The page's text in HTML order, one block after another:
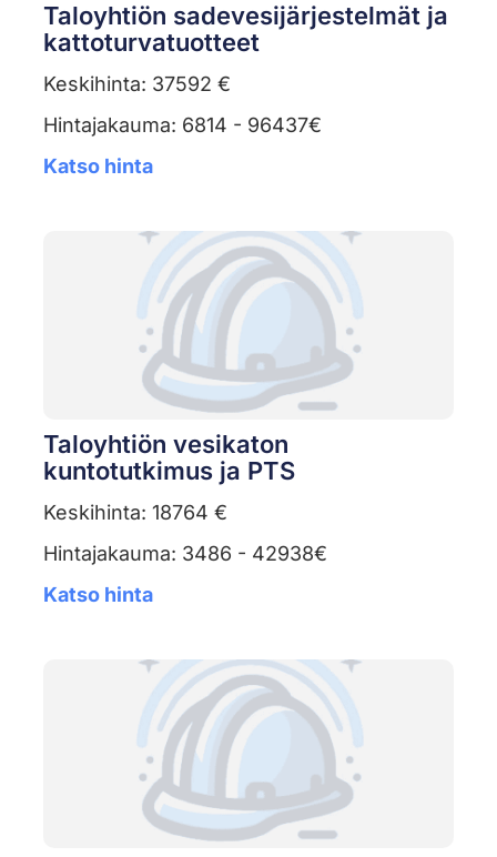
Taloyhtiön sadevesijärjestelmät ja
kattoturvatuotteet
Keskihinta: 37592 €
Hintajakauma: 6814 - 96437€
Katso hinta
Taloyhtiön vesikaton
kuntotutkimus ja PTS
Keskihinta: 18764 €
Hintajakauma: 3486 - 42938€
Katso hinta